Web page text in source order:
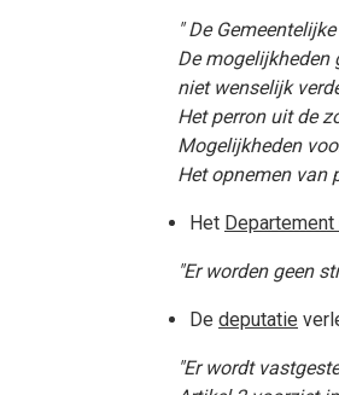
" De
De mogelijkheden
niet wenselijk
Het perron uit de
Mogelijkheden
Het opnemen van
Het
"Er worden geen
De deputatie
"Er wordt